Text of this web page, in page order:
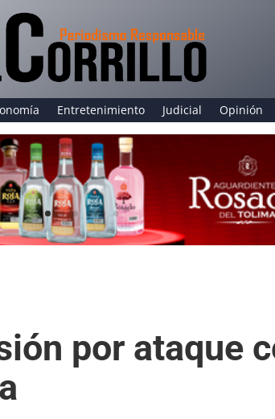
Entretenimiento Judicial Opinión
por ataque